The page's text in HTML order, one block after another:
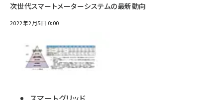
次世代スマートメーターシステムの最新動向
2022年2月5日 0:00